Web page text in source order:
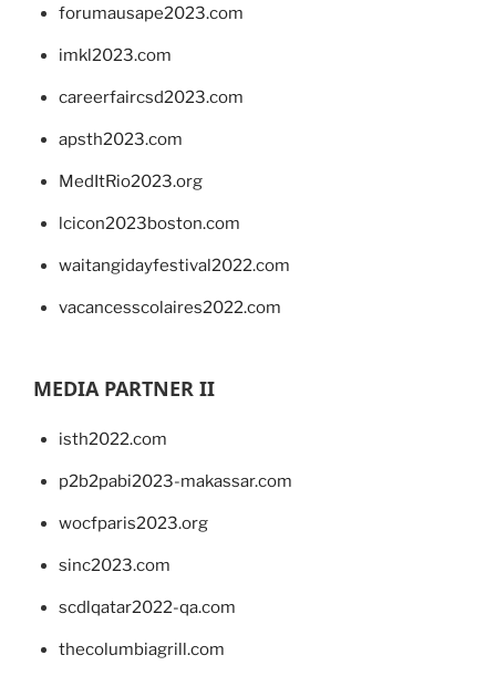
forumausape2023.com
imkl2023.com
careerfaircsd2023.com
apsth2023.com
MedItRio2023.org
lcicon2023boston.com
waitangidayfestival2022.com
vacancesscolaires2022.com
MEDIA PARTNER II
isth2022.com
p2b2pabi2023-makassar.com
wocfparis2023.org
sinc2023.com
scdlqatar2022-qa.com
thecolumbiagrill.com